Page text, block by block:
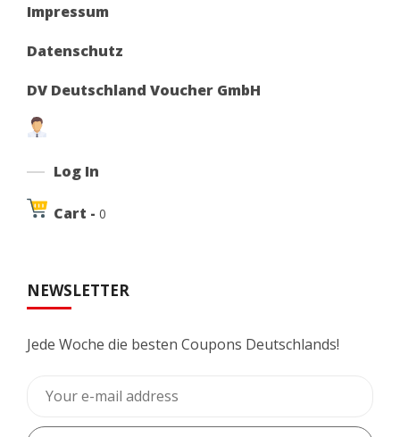
Impressum
Datenschutz
DV Deutschland Voucher GmbH
Log In
Cart - 0
NEWSLETTER
Jede Woche die besten Coupons Deutschlands!